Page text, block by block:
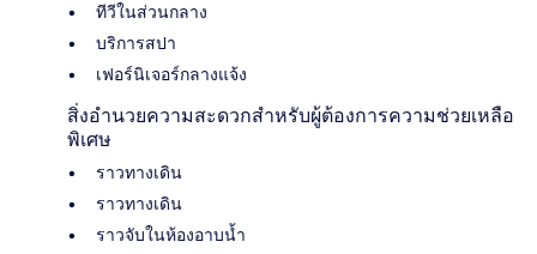
ทีวีในส่วนกลาง
บริการสปา
เฟอร์นิเจอร์กลางแจ้ง
สิ่งอำนวยความสะดวกสำหรับผู้ต้องการความช่วยเหลือ
พิเศษ
ราวทางเดิน
ราวทางเดิน
ราวจับในห้องอาบน้ำ